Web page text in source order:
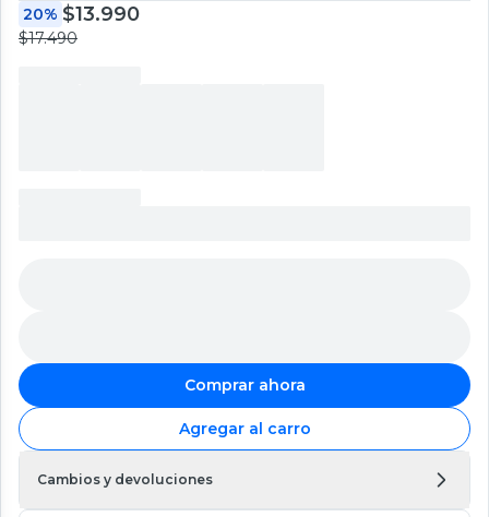
20% $13.990
$17.490
Comprar ahora
Agregar al carro
Cambios y devoluciones